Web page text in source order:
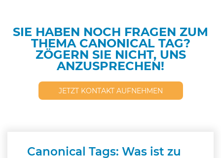
SIE HABEN NOCH FRAGEN ZUM
THEMA CANONICAL TAG?
ZÖGERN SIE NICHT, UNS
ANZUSPRECHEN!
JETZT KONTAKT AUFNEHMEN
Canonical Tags: Was ist zu